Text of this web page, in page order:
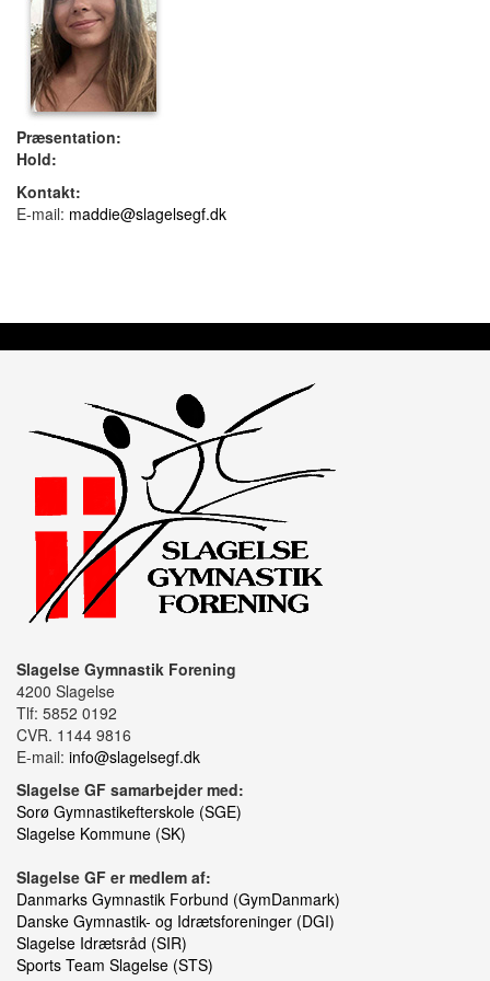
Præsentation:
Hold:
Kontakt:
E-mail: maddie@slagelsegf.dk
Slagelse Gymnastik Forening
4200 Slagelse
Tlf: 5852 0192
CVR. 1144 9816
E-mail: info@slagelsegf.dk
Slagelse GF samarbejder med:
Sorø Gymnastikefterskole (SGE)
Slagelse Kommune (SK)
Slagelse GF er medlem af:
Danmarks Gymnastik Forbund (GymDanmark)
Danske Gymnastik- og Idrætsforeninger (DGI)
Slagelse Idrætsråd (SIR)
Sports Team Slagelse (STS)